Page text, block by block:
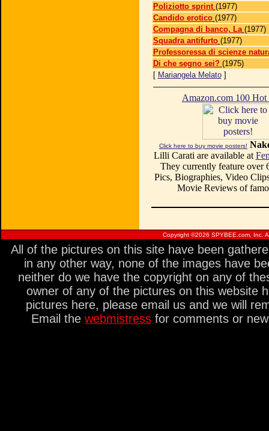
Poliziotto sprint (1977)
Candido erotico (1977)
Compagna di banco, La (1977)
Squadra antifurto (1977)
Professoressa di scienze
Di che segno sei? (1975)
[ Mariangela Melato]
Amazon.com 100
Click here to buy movie posters!
Lilli Carati are available at
They currently feature over
Pics, Biographies, Video
Movie Reviews of
Copyright ©2026 SPYBEE.com, Inc.
All of the pictures on this site have been
in any other way, none of the images have
neither do we have the copyright on any of
owner of any of the pictures on this website
pictures here, please email us and we will
Email the webmistress for comments or